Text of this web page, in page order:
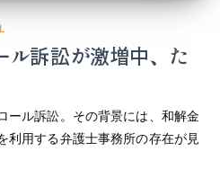
ル訴訟が激増中、た
ール訴訟。その背景には、和解金
利用する弁護士事務所の存在が見